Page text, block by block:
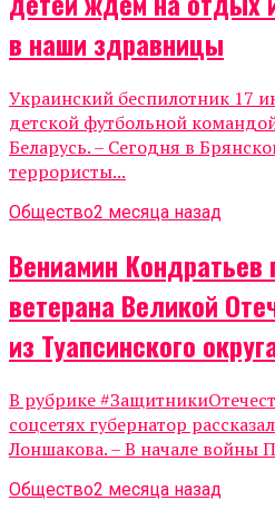
в наши здравницы
Украинский беспилотник 17
детской футбольной
Беларусь. – Сегодня в
террористы...
Общество2 месяца назад
Вениамин Кондратьев
ветерана Великой
из Туапсинского
В рубрике
соцсетях губернатор
Лоншакова. – В начале войны
Общество2 месяца назад